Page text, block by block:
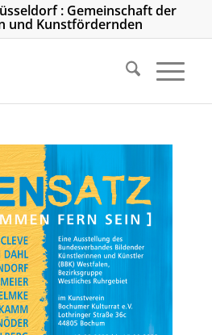
: Gemeinschaft der
und Kunstfördernden